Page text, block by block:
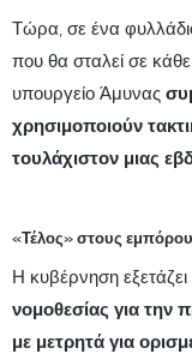
Τώρα, σε ένα
που θα σταλεί σε
υπουργείο Άμυνας
χρησιμοποιούν
τουλάχιστον μιας
«Τέλος» στους
Η κυβέρνηση εξετάζει
νομοθεσίας για την
με μετρητά για